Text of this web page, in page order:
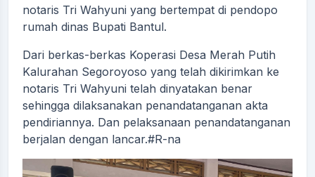
notaris Tri Wahyuni yang bertempat di pendopo
rumah dinas Bupati Bantul.
Dari berkas-berkas Koperasi Desa Merah Putih
Kalurahan Segoroyoso yang telah dikirimkan ke
notaris Tri Wahyuni telah dinyatakan benar
sehingga dilaksanakan penandatanganan akta
pendiriannya. Dan pelaksanaan penandatanganan
berjalan dengan lancar.#R-na